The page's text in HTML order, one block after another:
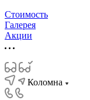
Стоимость
Галерея
Акции
Коломна